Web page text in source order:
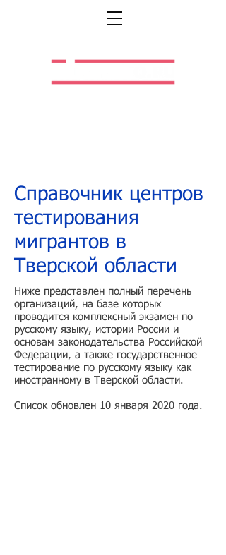
Справочник центров
тестирования
мигрантов в
Тверской области
Ниже представлен полный перечень
организаций, на базе которых
проводится комплексный экзамен по
русскому языку, истории России и
основам законодательства Российской
Федерации, а также государственное
тестирование по русскому языку как
иностранному в Тверской области.
Список обновлен 10 января 2020 года.